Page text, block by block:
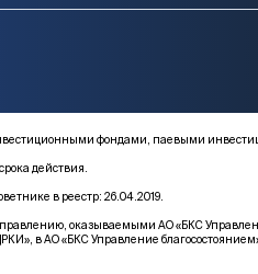
фондами, паевыми
действия.
в реестр: 26.04.2019.
оказываемыми АО «БКС
в АО «БКС Управление